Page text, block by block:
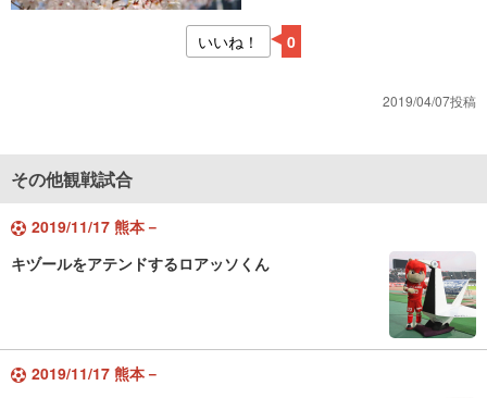
いいね！ 0
2019/04/07投稿
その他観戦試合
2019/11/17 熊本－
キヅールをアテンドするロアッソくん
2019/11/17 熊本－